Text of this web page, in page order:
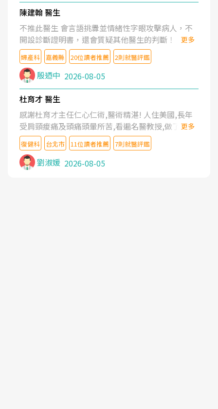
陳建翰 醫生
不推此醫生 會言語挑釁並情緒性字眼攻擊病人，不
開設診斷證明書，還會質疑其他醫生的判斷！
更多
婦產科 嘉義縣 20位讀者推薦 2則就醫評鑑
殷迺中 2026-08-05
杜育才 醫生
感謝杜育才主任仁心仁術,醫術精湛! 人住美國,長年
受肩頸痠痛及頭痛頭暈所苦,看遍名醫教授,做了各種
檢查,也嘗試過西醫打針,中醫針灸及物理徒手治療都
沒有用,後來連吃到嗎啡類止痛藥都效果有限,只是壓
症狀,沒多久就痛起來,多年失眠嚴重影響生活品質.
台灣親友介紹忠孝醫院杜育才主任是頸頭症候群專
更多
復健科 台北市 11位讀者推薦 7則就醫評鑑
劉淑媛 2026-08-05